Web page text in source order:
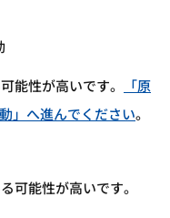
能性が高いです。
「原
」へ進んでください。
可能性が高いです。